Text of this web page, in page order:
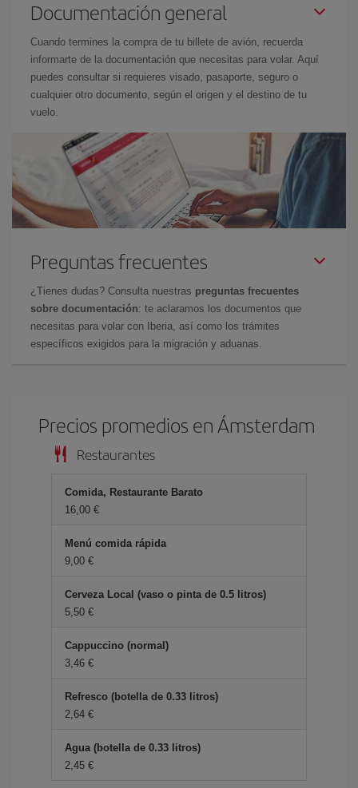
Documentación general
Cuando termines la compra de tu billete de avión, recuerda
informarte de la documentación que necesitas para volar. Aquí
puedes consultar si requieres visado, pasaporte, seguro o
cualquier otro documento, según el origen y el destino de tu
vuelo.
Preguntas frecuentes
¿Tienes dudas? Consulta nuestras preguntas frecuentes
sobre documentación: te aclaramos los documentos que
necesitas para volar con Iberia, así como los trámites
específicos exigidos para la migración y aduanas.
Precios promedios en Ámsterdam
Restaurantes
Comida, Restaurante Barato
16,00 €
Menú comida rápida
9,00 €
Cerveza Local (vaso o pinta de 0.5 litros)
5,50 €
Cappuccino (normal)
3,46 €
Refresco (botella de 0.33 litros)
2,64 €
Agua (botella de 0.33 litros)
2,45 €